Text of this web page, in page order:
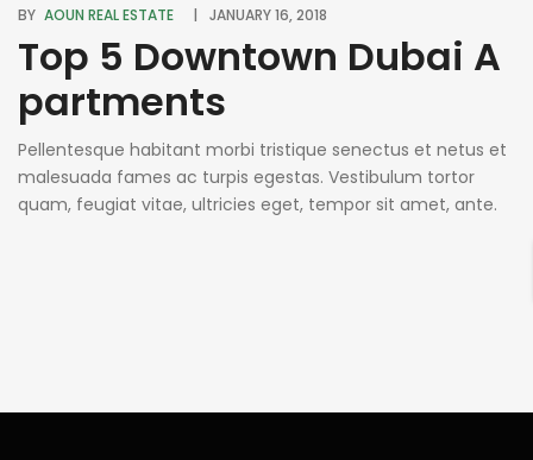
BY AOUN REAL ESTATE JANUARY 16, 2018
Top 5 Downtown Dubai A
partments
Pellentesque habitant morbi tristique senectus et netus et
malesuada fames ac turpis egestas. Vestibulum tortor
quam, feugiat vitae, ultricies eget, tempor sit amet, ante.